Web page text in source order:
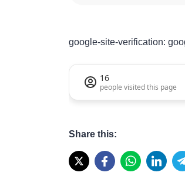
google-site-verification:
16
people visited this page
Share this: